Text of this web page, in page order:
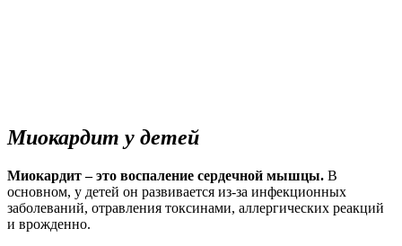
Миокардит у детей
Миокардит – это воспаление сердечной мышцы. В
основном, у детей он развивается из-за инфекционных
заболеваний, отравления токсинами, аллергических реакций
и врожденно.